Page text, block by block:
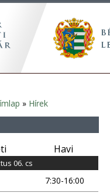
» Hírek
Havi
06. cs
7:30-16:00